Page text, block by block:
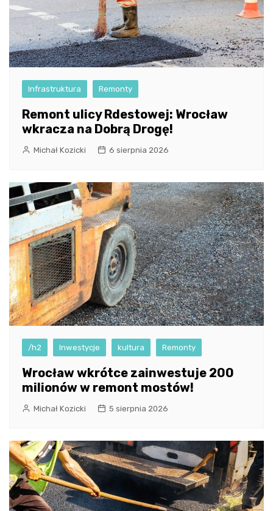
Infrastruktura Remonty
Remont ulicy Rdestowej: Wrocław
wkracza na Dobrą Drogę!
Michał Kozicki 6 sierpnia 2026
/h2 Inwestycje kultura Remonty
Wrocław wkrótce zainwestuje 200
milionów w remont mostów!
Michał Kozicki 5 sierpnia 2026